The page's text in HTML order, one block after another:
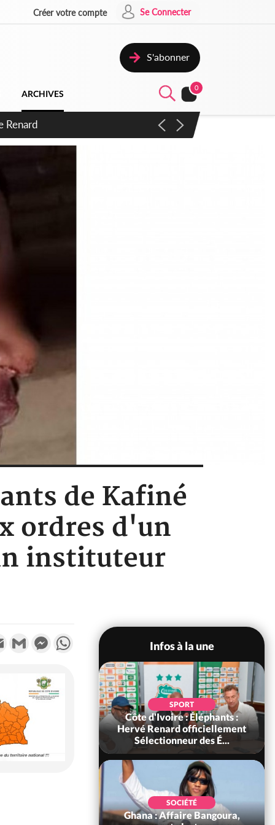
Créer votre compte Se Connecter
S'abonner
ARCHIVES
0
des civils
de Kafiné
ordres d'un
instituteur
Email Gmail MessengerWhatsApp
Infos à la une
: Violences
Kossandji (Mé)
03 morts, A...
SPORT
Côte d'Ivoire : Éléphants :
Hervé Renard officiellement
Sélectionneur des É...
SOCIÉTÉ
Ghana : Affaire Bangoura,